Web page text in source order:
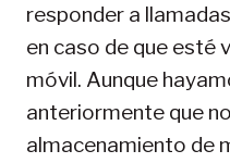
responder a
en caso de que esté
móvil. Aunque
anteriormente que
almacenamiento de